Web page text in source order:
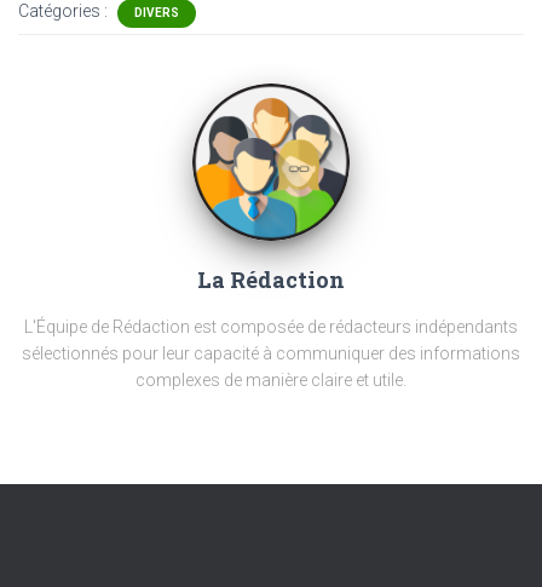
Catégories : DIVERS
La Rédaction
L'Équipe de Rédaction est composée de rédacteurs indépendants
sélectionnés pour leur capacité à communiquer des informations
complexes de manière claire et utile.